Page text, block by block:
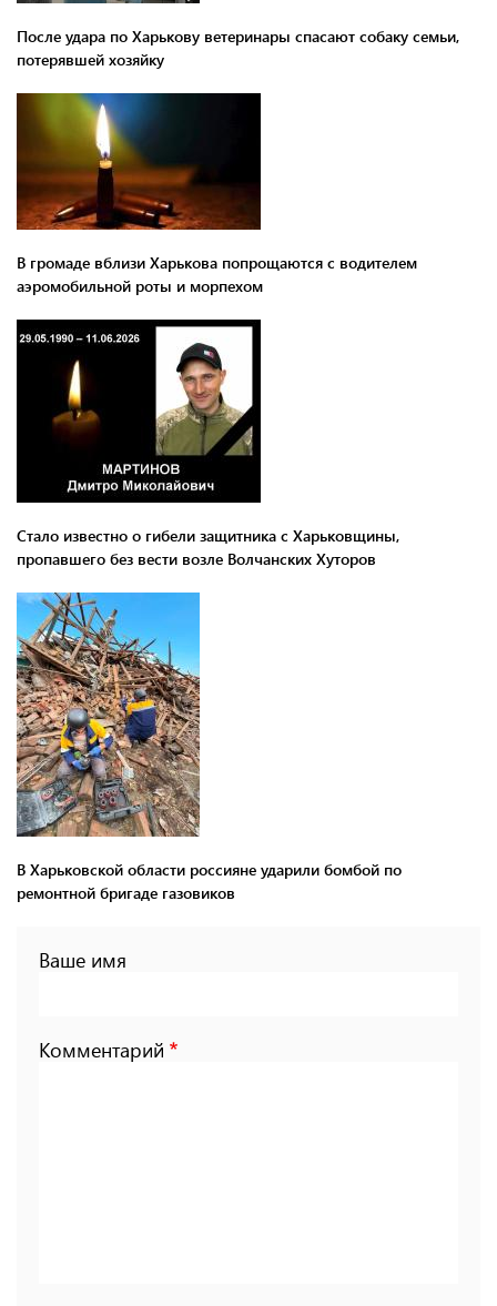
После удара по Харькову ветеринары спасают собаку семьи,
потерявшей хозяйку
В громаде вблизи Харькова попрощаются с водителем
аэромобильной роты и морпехом
Стало известно о гибели защитника с Харьковщины,
пропавшего без вести возле Волчанских Хуторов
В Харьковской области россияне ударили бомбой по
ремонтной бригаде газовиков
Ваше имя
Комментарий